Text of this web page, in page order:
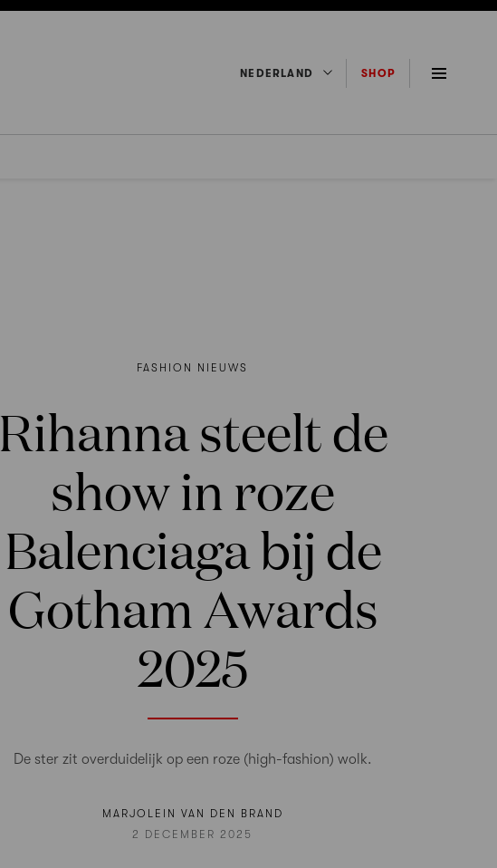
NEDERLAND SHOP
FASHION NIEUWS
Rihanna steelt de
show in roze
Balenciaga bij de
Gotham Awards
2025
De ster zit overduidelijk op een roze (high-fashion) wolk.
MARJOLEIN VAN DEN BRAND
2 DECEMBER 2025